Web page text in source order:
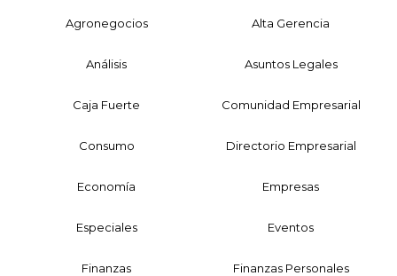
Agronegocios Alta Gerencia
Análisis Asuntos Legales
Caja Fuerte Comunidad Empresarial
Consumo Directorio Empresarial
Economía Empresas
Especiales Eventos
Finanzas Finanzas Personales